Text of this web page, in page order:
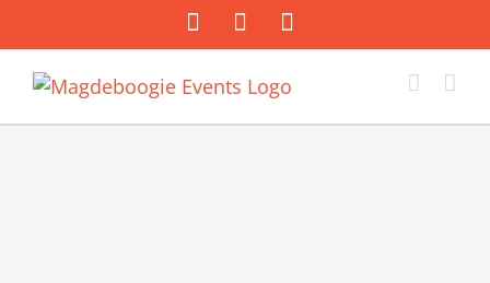
Inhalt
springen
FacebookInstagram
Mail